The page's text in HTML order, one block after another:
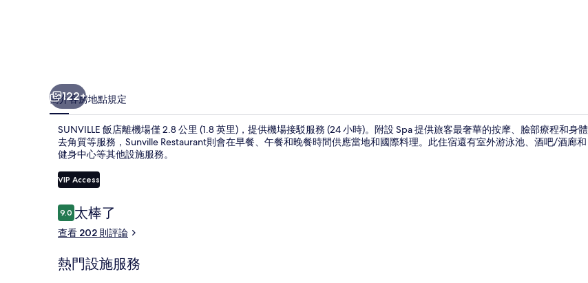
122+
簡介客房地點規定
SUNVILLE 飯店離機場僅 2.8 公里 (1.8 英里)，提供機場接駁服務 (24 小時)。附設 Spa 提供旅客最奢華的按摩、臉部療程和身體
去角質等服務，Sunville Restaurant則會在早餐、午餐和晚餐時間供應當地和國際料理。此住宿還有室外游泳池、酒吧/酒廊和
健身中心等其他設施服務。
VIP Access
評
論
9.09.0 分，滿分 10 分，
太棒了
查看 202 則評論
熱門設施服務